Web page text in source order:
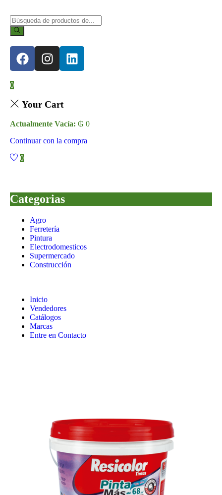
0
Your Cart
Actualmente Vacía: ₲ 0
Continuar con la compra
0
Categorias
Agro
Ferretería
Pintura
Electrodomesticos
Supermercado
Construcción
Inicio
Vendedores
Catálogos
Marcas
Entre en Contacto